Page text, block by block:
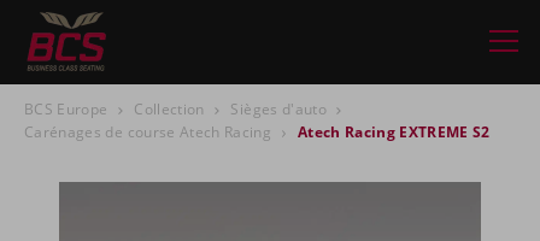
BCS Europe Collection
Sièges d'auto
Carénages de course Atech Racing
Atech Racing EXTREME S2